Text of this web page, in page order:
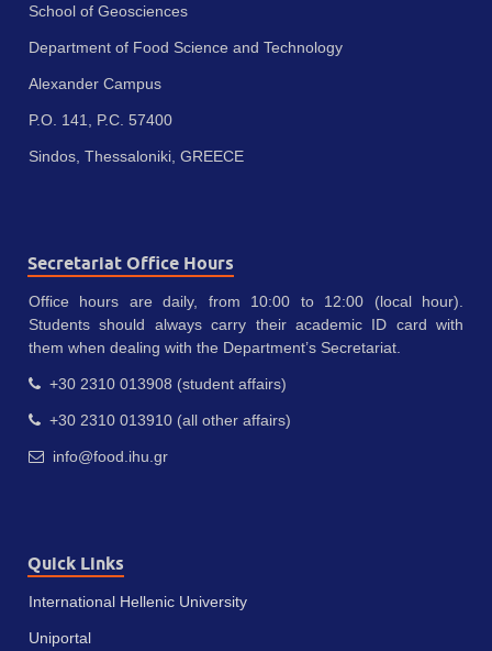
School of Geosciences
Department of Food Science and Technology
Alexander Campus
P.O. 141, P.C. 57400
Sindos, Thessaloniki, GREECE
Secretariat Office Hours
Office hours are daily, from 10:00 to 12:00 (local hour).
Students should always carry their academic ID card with
them when dealing with the Department’s Secretariat.
+30 2310 013908 (student affairs)
+30 2310 013910 (all other affairs)
info@food.ihu.gr
Quick Links
International Hellenic University
Uniportal